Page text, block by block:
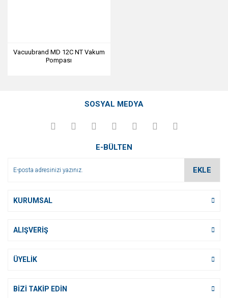
Vacuubrand MD 12C NT Vakum
Pompası
SOSYAL MEDYA
E-BÜLTEN
EKLE
KURUMSAL
ALIŞVERİŞ
ÜYELİK
BİZİ TAKİP EDİN